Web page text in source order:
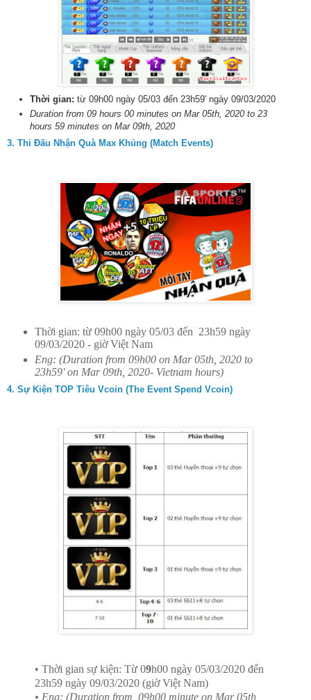
Thời gian: từ 09h00 ngày 05/03 đến 23h59' ngày 09/03/2020
Duration from 09 hours 00 minutes on Mar 05th, 2020 to 23
hours 59 minutes on Mar 09th, 2020
3. Thi Đấu Nhận Quà Max Khủng (Match Events)
Thời gian: từ 09h00 ngày 05/03 đến 23h59 ngày
09/03/2020 - giờ Việt Nam
Eng: (Duration from 09h00 on Mar 05th, 2020 to
23h59' on Mar 09th, 2020- Vietnam hours)
4. Sự Kiện TOP Tiêu Vcoin (The Event Spend Vcoin)
• Thời gian sự kiện: Từ 09h00 ngày 05/03/2020 đến
23h59 ngày 09/03/2020 (giờ Việt Nam)
• Eng: (Duration from 09h00 minute on Mar 05th,